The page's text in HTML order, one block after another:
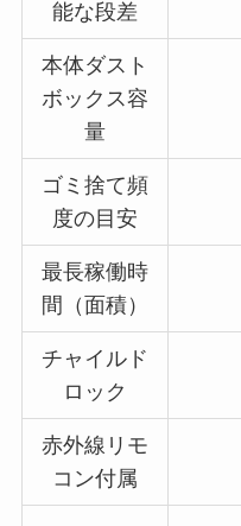
能な段差
本体ダスト
ボックス容
量
ゴミ捨て頻
度の目安
最長稼働時
間（面積）
チャイルド
ロック
赤外線リモ
コン付属